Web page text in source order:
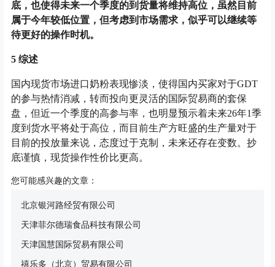
底，也使得未来一个季度的到货量将维持高位，虽然目前
属于今年较低位置，但考虑到市场需求，似乎可以继续等
待更好的操作时机。
5 综述
国内现货市场进口奶粉表现惨淡，使得国内买家对于GDT
的参与热情消减，转而投向更灵活的国际贸易商的套保
盘，但近一个季度的高参与率，也明显预示着未来26年1季
度到货水平将处于高位，而目前生产方旺盛的生产量对于
目前的投放量来说，态度过于克制，未来还存在变数。抄
底谨慎，现货操作性价比更高。
您可能感兴趣的文章：
北京银河路经贸有限公司
天津菲尔德瑞食品科技有限公司
天津国慧国际贸易有限公司
禧乐多（北京）贸易有限公司